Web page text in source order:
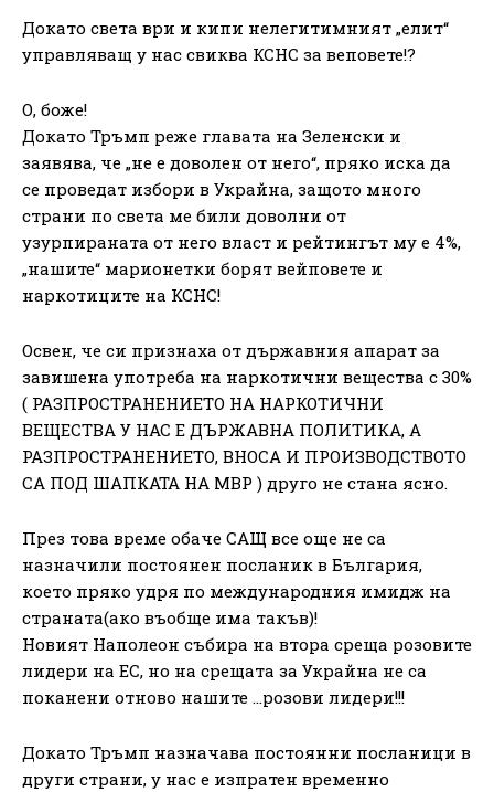
Докато света ври и кипи нелегитимният „елит“
управляващ у нас свиква КСНС за веповете!?
О, боже!
Докато Тръмп реже главата на Зеленски и
заявява, че „не е доволен от него“, пряко иска да
се проведат избори в Украйна, защото много
страни по света ме били доволни от
узурпираната от него власт и рейтингът му е 4%,
„нашите“ марионетки борят вейповете и
наркотиците на КСНС!
Освен, че си признаха от държавния апарат за
завишена употреба на наркотични вещества с 30%
( РАЗПРОСТРАНЕНИЕТО НА НАРКОТИЧНИ
ВЕЩЕСТВА У НАС Е ДЪРЖАВНА ПОЛИТИКА, А
РАЗПРОСТРАНЕНИЕТО, ВНОСА И ПРОИЗВОДСТВОТО
СА ПОД ШАПКАТА НА МВР ) друго не стана ясно.
През това време обаче САЩ все още не са
назначили постоянен посланик в България,
което пряко удря по международния имидж на
страната(ако въобще има такъв)!
Новият Наполеон събира на втора среща розовите
лидери на ЕС, но на срещата за Украйна не са
поканени отново нашите …розови лидери!!!
Докато Тръмп назначава постоянни посланици в
други страни, у нас е изпратен временно